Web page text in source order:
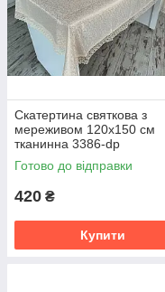
Скатертина святкова з
мереживом 120x150 см
тканинна 3386-dp
Готово до відправки
420 ₴
Купити